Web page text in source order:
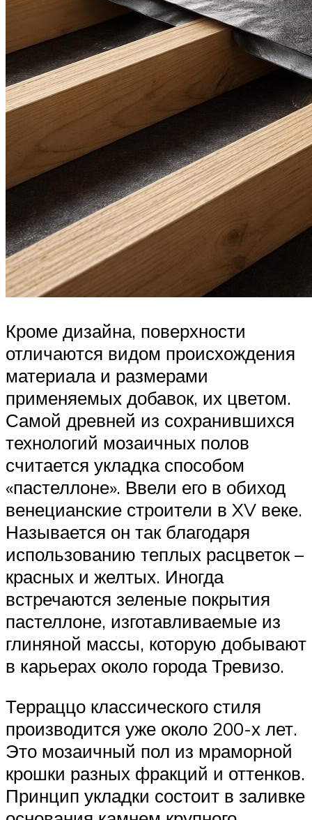
Кроме дизайна, поверхности
отличаются видом происхождения
материала и размерами
применяемых добавок, их цветом.
Самой древней из сохранившихся
технологий мозаичных полов
считается укладка способом
«пастеллоне». Ввели его в обиход
венецианские строители в XV веке.
Называется он так благодаря
использованию теплых расцветок –
красных и желтых. Иногда
встречаются зеленые покрытия
пастеллоне, изготавливаемые из
глиняной массы, которую добывают
в карьерах около города Тревизо.
Терраццо классического стиля
производится уже около 200-х лет.
Это мозаичный пол из мраморной
крошки разных фракций и оттенков.
Принцип укладки состоит в заливке